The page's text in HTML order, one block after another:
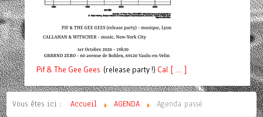
Pif& The Gee Gees (release party !) Cal [ ... ]
Vous êtes ici : Accueil AGENDA Agenda passé